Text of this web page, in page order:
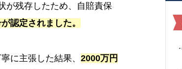
が残存したため、自賠責保
認定されました。
に主張した結果、 2000万円